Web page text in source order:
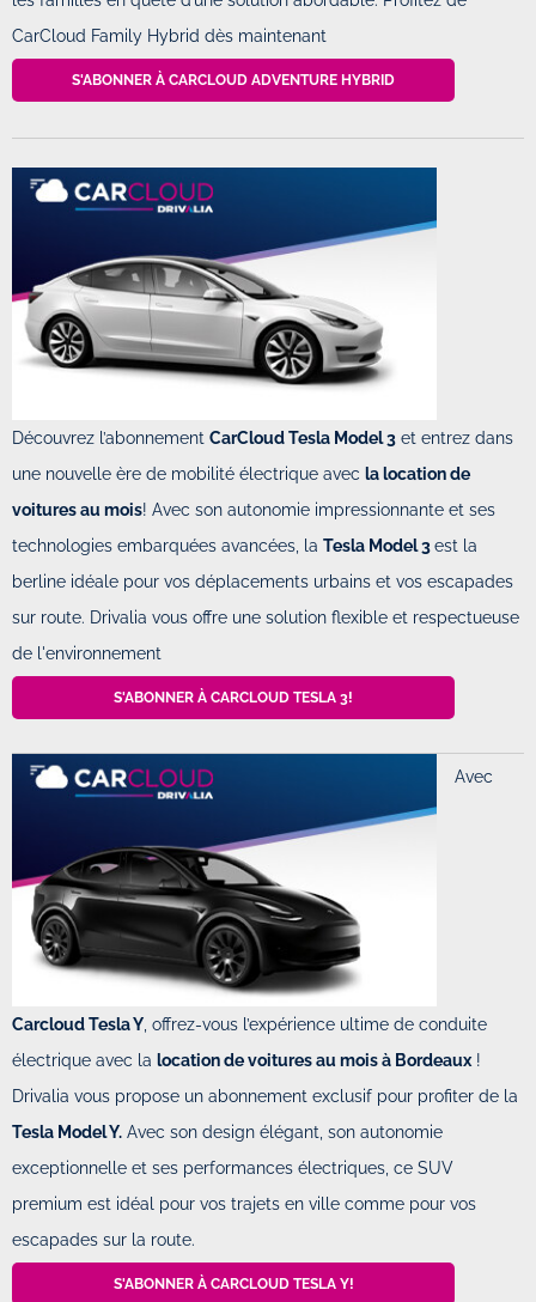
CarCloud Family Hybrid dès maintenant
S'ABONNER À CARCLOUD ADVENTURE HYBRID
Découvrez l’abonnement CarCloud Tesla Model 3 et entrez dans
une nouvelle ère de mobilité électrique avec la location de
voitures au mois! Avec son autonomie impressionnante et ses
technologies embarquées avancées, la Tesla Model 3est la
berline idéale pour vos déplacements urbains et vos escapades
sur route. Drivalia vous offre une solution flexible et respectueuse
de l'environnement
S'ABONNER À CARCLOUD TESLA 3!
Avec
Carcloud Tesla Y, offrez-vous l’expérience ultime de conduite
électrique avec la location de voitures au mois à Bordeaux!
Drivalia vous propose un abonnement exclusif pour profiter de la
Tesla Model Y. Avec son design élégant, son autonomie
exceptionnelle et ses performances électriques, ce SUV
premium est idéal pour vos trajets en ville comme pour vos
escapades sur la route.
S'ABONNER À CARCLOUD TESLA Y!